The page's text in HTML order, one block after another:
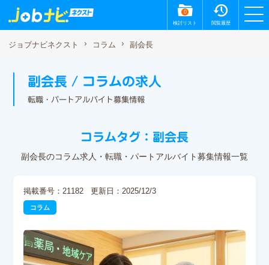
0
検討リスト 閲覧履歴
ジョブナビネクスト コラム 副会長
副会長 / コラムの求人
転職・パートアルバイト募集情報
コラムタグ：副会長
副会長のコラム求人・転職・パートアルバイト募集情報一覧
掲載番号：21182 更新日：2025/12/3
コラム